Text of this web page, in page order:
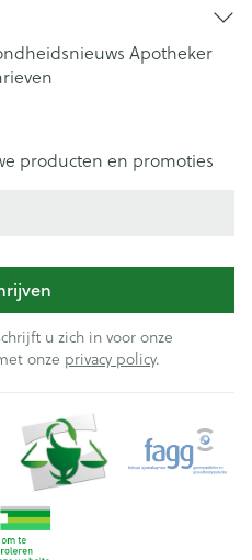
Apotheker
producten en promoties
u zich in voor onze
onze privacy policy.